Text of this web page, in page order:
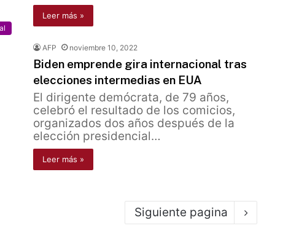
Leer más »
AFP noviembre 10, 2022
Biden emprende gira internacional tras
elecciones intermedias en EUA
El dirigente demócrata, de 79 años,
celebró el resultado de los comicios,
organizados dos años después de la
elección presidencial…
Leer más »
Siguiente pagina